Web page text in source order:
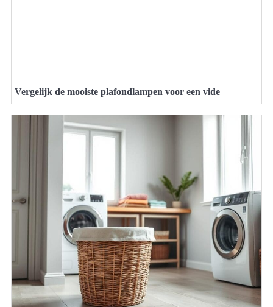
Vergelijk de mooiste plafondlampen voor een vide